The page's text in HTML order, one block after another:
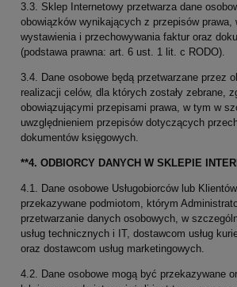
3.3. Sklep Internetowy przetwarza dane
obowiązków wynikających z przepisów prawa,
wystawienia i przechowywania faktur oraz
(podstawa prawna: art. 6 ust. 1 lit. c RODO).
3.4. Dane osobowe będą przetwarzane przez
realizacji celów, dla których zostały zebrane,
obowiązującymi przepisami prawa, w tym w
uwzględnieniem przepisów dotyczących
dokumentów księgowych.
**4. ODBIORCY DANYCH W SKLEPIE
4.1. Dane osobowe Usługobiorców lub
przekazywane podmiotom, którym
przetwarzanie danych osobowych, w
usług technicznych i IT, dostawcom usług
oraz dostawcom usług marketingowych.
4.2. Dane osobowe mogą być przekazywane